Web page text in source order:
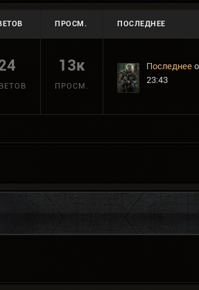
ПРОСМ. ПОСЛЕДНЕЕ
13к
ПРОСМ.
Последнее
23:43